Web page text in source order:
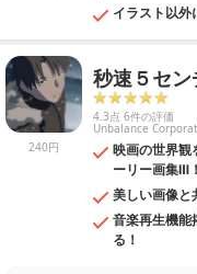
イラスト以外
240円
秒速５セ
4.3点 6件の評価
Unbalance
映画の世界観
ーリー画集Ⅲ！
美しい画像と
音楽再生機能
る！